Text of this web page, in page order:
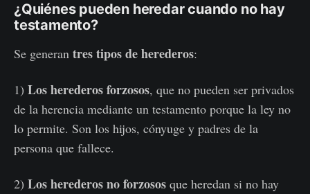
¿Quiénes pueden heredar cuando no hay
testamento?
Se generan tres tipos de herederos:
1) Los herederos forzosos, que no pueden ser privados
de la herencia mediante un testamento porque la ley no
lo permite. Son los hijos, cónyuge y padres de la
persona que fallece.
2) Los herederos no forzosos que heredan si no hay